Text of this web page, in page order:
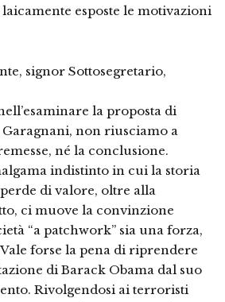
esposte le motivazioni
signor Sottosegretario,
la proposta di
non riusciamo a
né la conclusione.
indistinto in cui la storia
di valore, oltre alla
ci muove la convinzione
“a patchwork” sia una forza,
forse la pena di riprendere
di Barack Obama dal suo
Rivolgendosi ai terroristi